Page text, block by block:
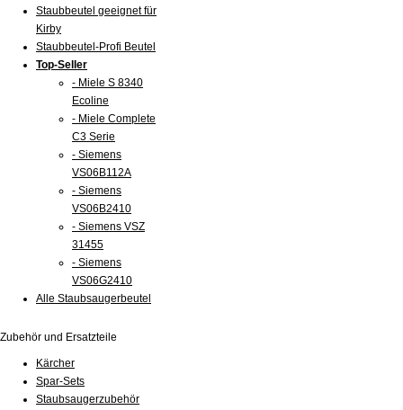
Staubbeutel geeignet für
Kirby
Staubbeutel-Profi Beutel
Top-Seller
- Miele S 8340
Ecoline
- Miele Complete
C3 Serie
- Siemens
VS06B112A
- Siemens
VS06B2410
- Siemens VSZ
31455
- Siemens
VS06G2410
Alle Staubsaugerbeutel
Zubehör und Ersatzteile
Kärcher
Spar-Sets
Staubsaugerzubehör